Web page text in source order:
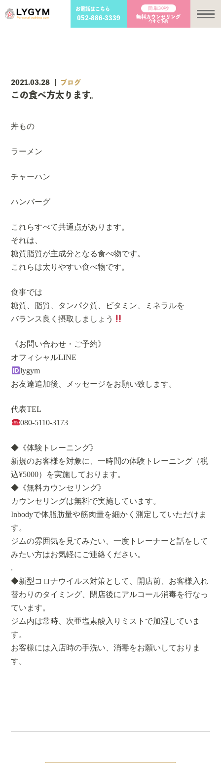
お電話はこちら
052-886-3339
簡単30秒
無料カウンセリング
今すぐ予約 メ
2021.03.28 ブログ
この食べ方太ります。
丼もの
ラーメン
チャーハン
ハンバーグ
これらすべて共通点があります。
それは、
糖質脂質が主成分となる食べ物です。
これらは太りやすい食べ物です。
食事では
糖質、脂質、タンパク質、ビタミン、ミネラルを
バランス良く摂取しましょう
《お問い合わせ・ご予約》
オフィシャルLINE
lygym
お友達追加後、メッセージをお願い致します。
代表TEL
080-5110-3173
◆《体験トレーニング》
新規のお客様を対象に、一時間の体験トレーニング（税
込¥5000）を実施しております。
◆《無料カウンセリング》
カウンセリングは無料で実施しています。
Inbodyで体脂肪量や筋肉量を細かく測定していただけま
す。
ジムの雰囲気を見てみたい、一度トレーナーと話をして
みたい方はお気軽にご連絡ください。
.
◆新型コロナウイルス対策として、開店前、お客様入れ
替わりのタイミング、閉店後にアルコール消毒を行なっ
ています。
ジム内は常時、次亜塩素酸入りミストで加湿していま
す。
お客様には入店時の手洗い、消毒をお願いしておりま
す。